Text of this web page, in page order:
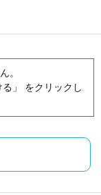
。
」 をクリックし